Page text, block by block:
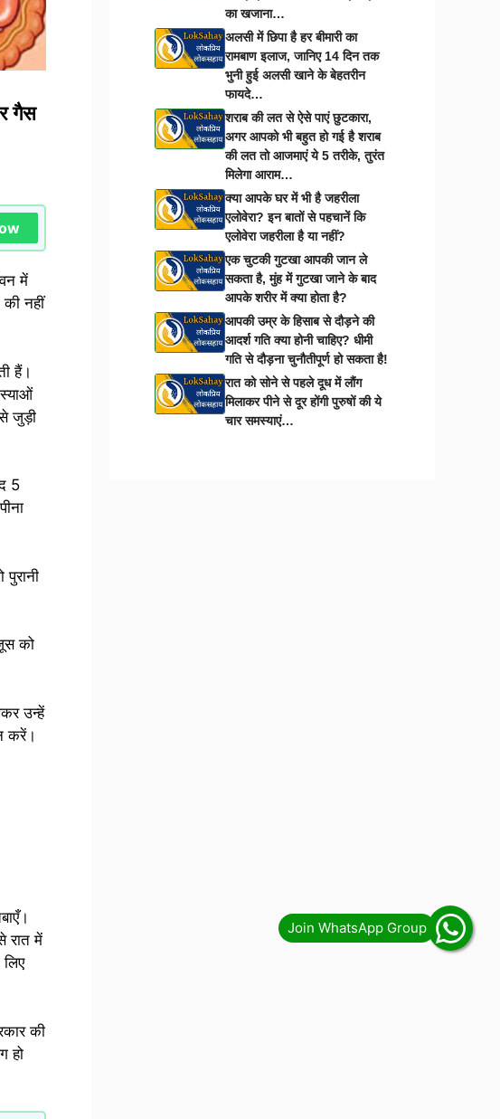
गैस
में
नहीं
हैं।
जुड़ी
5
को
उन्हें
करें।
रात में
की
हो
का खजाना…
अलसी में छिपा है हर बीमारी का
रामबाण इलाज, जानिए 14 दिन तक
भुनी हुई अलसी खाने के बेहतरीन
फायदे…
शराब की लत से ऐसे पाएं छुटकारा,
अगर आपको भी बहुत हो गई है शराब
की लत तो आजमाएं ये 5 तरीके, तुरंत
मिलेगा आराम…
क्या आपके घर में भी है जहरीला
एलोवेरा? इन बातों से पहचानें कि
एलोवेरा जहरीला है या नहीं?
एक चुटकी गुटखा आपकी जान ले
सकता है, मुंह में गुटखा जाने के बाद
आपके शरीर में क्या होता है?
आपकी उम्र के हिसाब से दौड़ने की
आदर्श गति क्या होनी चाहिए? धीमी
गति से दौड़ना चुनौतीपूर्ण हो सकता है!
रात को सोने से पहले दूध में लौंग
मिलाकर पीने से दूर होंगी पुरुषों की ये
चार समस्याएं…